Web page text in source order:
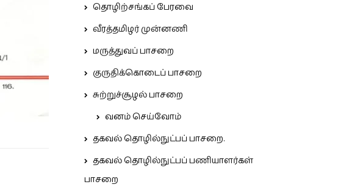
தொழிற்சங்கப் பேரவை
வீரத்தமிழர் முன்னணி
மருத்துவப் பாசறை
குருதிக்கொடைப் பாசறை
சுற்றுச்சூழல் பாசறை
வனம் செய்வோம்
தகவல் தொழில்நுட்பப் பாசறை.
தகவல் தொழில்நுட்பப் பணியாளர்கள்
பாசறை